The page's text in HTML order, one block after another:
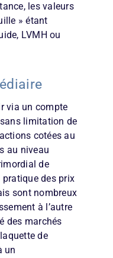
les valeurs
» étant
LVMH ou
via un compte
limitation de
cotées au
au niveau
de
des prix
sont nombreux
à l’autre
des marchés
de
un